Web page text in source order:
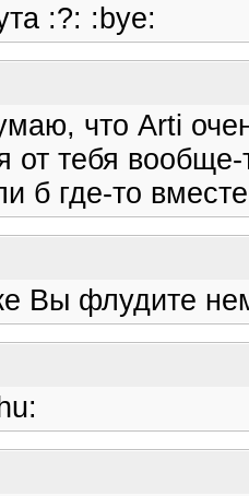
:?: :bye:
что Arti
тебя вообще-
б где-то
Вы флудите